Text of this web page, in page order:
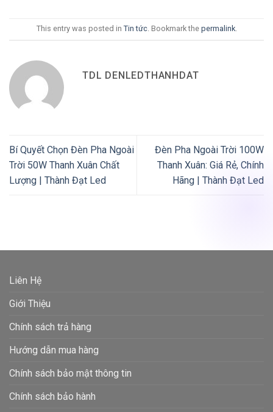
This entry was posted in Tin tức. Bookmark the permalink.
TDL DENLEDTHANHDAT
Bí Quyết Chọn Đèn Pha Ngoài
Trời 50W Thanh Xuân Chất
Lượng | Thành Đạt Led
Đèn Pha Ngoài Trời 100W
Thanh Xuân: Giá Rẻ, Chính
Hãng | Thành Đạt Led
Liên Hệ
Giới Thiệu
Chính sách trả hàng
Hướng dẫn mua hàng
Chính sách bảo mật thông tin
Chính sách bảo hành